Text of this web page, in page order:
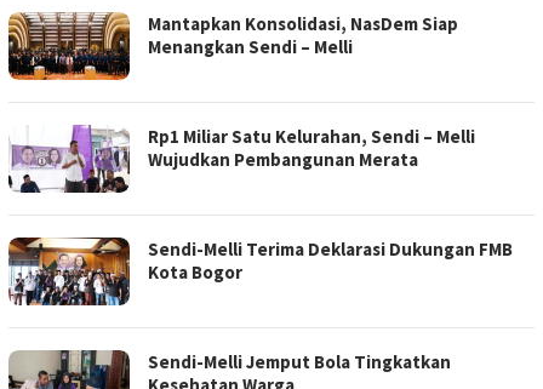
Mantapkan Konsolidasi, NasDem Siap
Menangkan Sendi – Melli
Rp1 Miliar Satu Kelurahan, Sendi – Melli
Wujudkan Pembangunan Merata
Sendi-Melli Terima Deklarasi Dukungan FMB
Kota Bogor
Sendi-Melli Jemput Bola Tingkatkan